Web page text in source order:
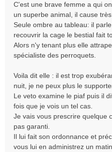
a
g
e
n
l
C'est une brave femme a qui
un superbe animal, il cause très
Seule ombre au tableau: il
recouvrir la cage le bestial fait
Alors n'y tenant plus elle
spécialiste des perroquets.
Voila dit elle : il est trop
nuit, je ne peux plus le
Le veto examine le piaf puis il
fois que je vois un tel cas.
Je vais vous prescrire quelque
pas garanti.
Il lui fait son ordonnance et
vous lui en administrez un